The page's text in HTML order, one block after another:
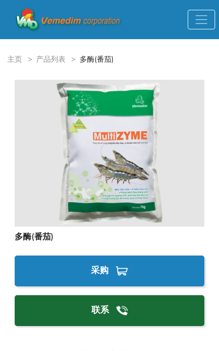
主页 > 产品列表 > 多酶(番茄)
多酶(番茄)
采购
联系